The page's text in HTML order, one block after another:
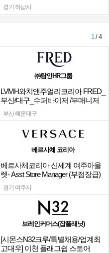
경기 하남시
1/ 4
㈜탐인HR그룹
LVMH와치앤주얼리코리아 FRED_
부산/대구_수퍼바이저 /부매니저
채용
부산 해운대구
베르사체 코리아
베르사체코리아 신세계 여주아울
렛- Asst Store Manager (부점장급)
채용
경기 여주시
브레인커머스(잡플래닛)
[시몬스N32크루/특별채용/업계최
고대우] 이천 플래그쉽 스토어